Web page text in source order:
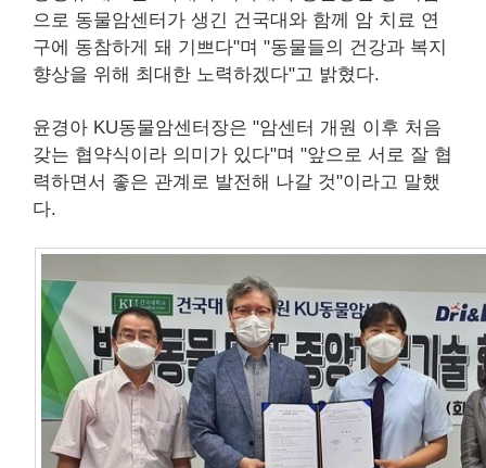
으로 동물암센터가 생긴 건국대와 함께 암 치료 연
구에 동참하게 돼 기쁘다"며 "동물들의 건강과 복지
향상을 위해 최대한 노력하겠다"고 밝혔다.
윤경아 KU동물암센터장은 "암센터 개원 이후 처음
갖는 협약식이라 의미가 있다"며 "앞으로 서로 잘 협
력하면서 좋은 관계로 발전해 나갈 것"이라고 말했
다.